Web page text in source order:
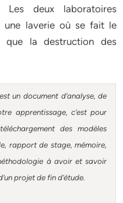
Les deux laboratoires
une laverie où se fait le
que la destruction des
un document d’analyse, de
apprentissage, c’est pour
des modèles
rapport de stage, mémoire,
à avoir et savoir
projet de fin d’étude.